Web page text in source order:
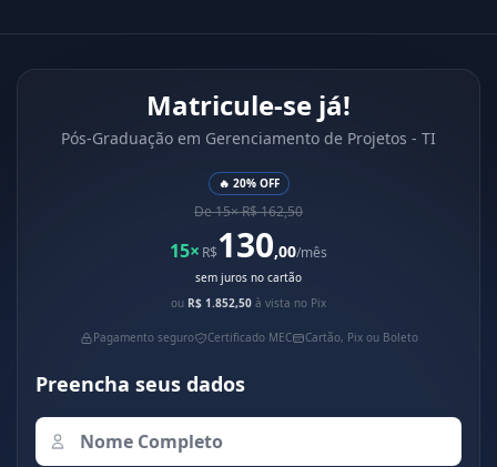
Matricule-se já!
Pós-Graduação em Gerenciamento de Projetos - TI
🔥 20% OFF
De 15× R$ 162,50
15× R$130,00/mês
sem juros no cartão
ou R$ 1.852,50 à vista no Pix
Pagamento seguro Certificado MEC Cartão, Pix ou Boleto
Preencha seus dados